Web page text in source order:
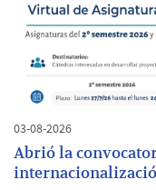
03-08-2026
Abrió la